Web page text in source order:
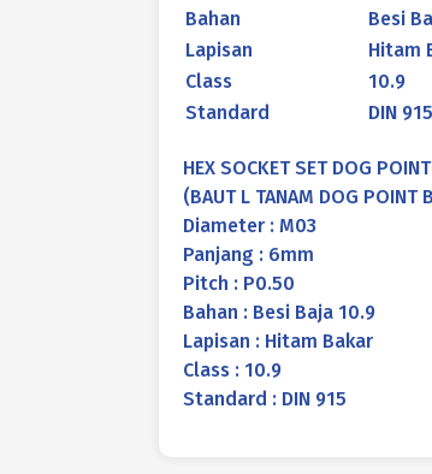
Bahan
Besi
Lapisan
Hitam
Class
10.9
Standard
DIN 915
HEX SOCKET SET DOG
(BAUT L TANAM DOG
Diameter : M03
Panjang : 6mm
Pitch : P0.50
Bahan : Besi Baja 10.9
Lapisan : Hitam Bakar
Class : 10.9
Standard : DIN 915